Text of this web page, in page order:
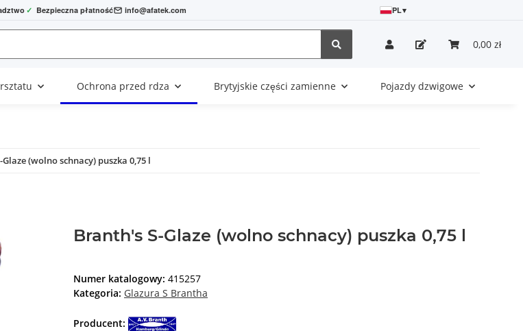
✓ Bezpieczna płatność info@afatek.com PL▾
0,00 zł
Ochrona przed rdza Brytyjskie części zamienne Pojazdy dzwigowe
(wolno schnacy) puszka 0,75 l
Branth's S-Glaze (wolno schnacy) puszka 0,75 l
Numer katalogowy: 415257
Kategoria: Glazura S Brantha
Producent: